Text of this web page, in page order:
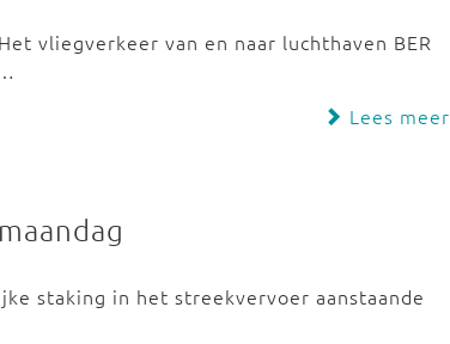
vliegverkeer van en naar luchthaven BER
Lees meer
staking in het streekvervoer aanstaande